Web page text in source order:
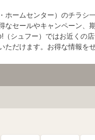
ホームセンター）のチラシ
なセールやキャンペーン、
（シュフー）ではお近くの
ただけます。お得な情報を